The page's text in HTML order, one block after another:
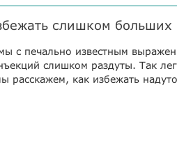
слишком больших
с печально известным
слишком раздуты. Так
расскажем, как избежать